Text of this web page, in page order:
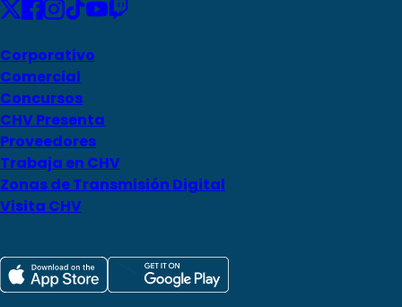
Corporativo
Comercial
Concursos
CHV Presenta
Proveedores
Trabaja en CHV
Zonas de Transmisión Digital
Visita CHV